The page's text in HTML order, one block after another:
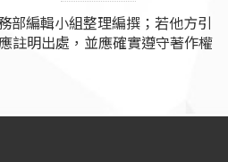
部編輯小組整理編撰；若他方引
註明出處，並應確實遵守著作權